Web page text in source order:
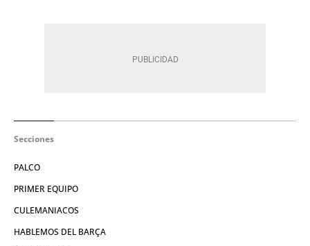
Secciones
PALCO
PRIMER EQUIPO
CULEMANIACOS
HABLEMOS DEL BARÇA